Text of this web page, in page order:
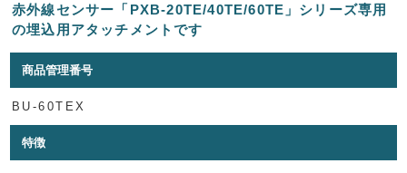
赤外線センサー「PXB-20TE/40TE/60TE」シリーズ専用
の埋込用アタッチメントです
商品管理番号
BU-60TEX
特徴